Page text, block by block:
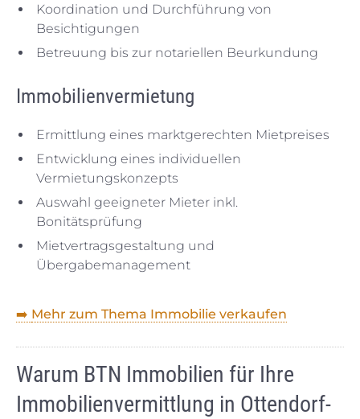
Koordination und Durchführung von
Besichtigungen
Betreuung bis zur notariellen Beurkundung
Immobilienvermietung
Ermittlung eines marktgerechten Mietpreises
Entwicklung eines individuellen
Vermietungskonzepts
Auswahl geeigneter Mieter inkl.
Bonitätsprüfung
Mietvertragsgestaltung und
Übergabemanagement
➡️ Mehr zum Thema Immobilie verkaufen
Warum BTN Immobilien für Ihre
Immobilienvermittlung in Ottendorf-